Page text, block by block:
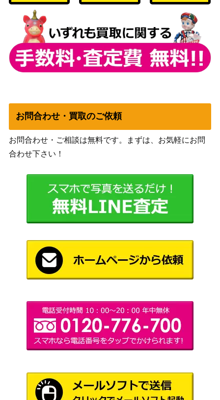
ネクロズマGX（HR）【S
M3N 059/051】
サン&ムーン
オーガポンかまどのめんe
x（SAR）【SV6 126/10
1】
スカーレット＆バイオ
レット
（変幻の仮面）
350
スカーレット＆バイオ
ボタン（SAR）【SV1S 10
5/078】
スカーレット＆バイオ
レット
（スカーレットex）
【SV8a 235/187】
（テラスタルフェス
ex）
スイクン＆エンテイLEGE
ND（キラ）【L2 065/08
0】【L2 066/080】
LEGEND
（よみがえる伝説）
オリーヴ（HR）【s2 111/
ソード&シールド
（反逆クラッシュ）
サメハダーex（☆）【07
2/082】
PCGシリーズ
（蒼空の激突）
森の封印石（R）【S12 09
（パラダイムトリガ
ー）
テツノイバラex（SR）
【SV5a 081/066】
スカーレット＆バイオ
レット
200
ポケモンいれかえ（UR）
【XY5 079/070】
XY・XY BREAK
（ガイアボルケーノ）
12,500
お問合わせ・買取のご依頼
お問合わせ・ご相談は無料です。まずは、お気軽にお問
合わせ下さい！